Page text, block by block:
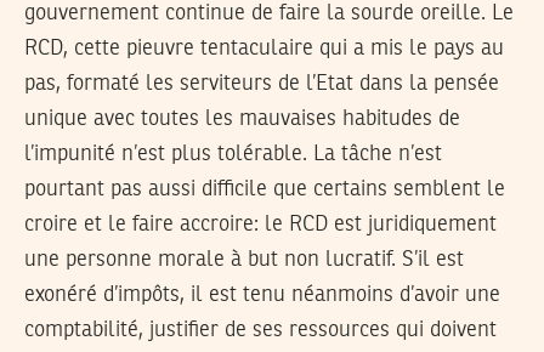
gouvernement continue de faire la sourde oreille. Le
RCD, cette pieuvre tentaculaire qui a mis le pays au
pas, formaté les serviteurs de l’Etat dans la pensée
unique avec toutes les mauvaises habitudes de
l’impunité n’est plus tolérable. La tâche n’est
pourtant pas aussi difficile que certains semblent le
croire et le faire accroire: le RCD est juridiquement
une personne morale à but non lucratif. S’il est
exonéré d’impôts, il est tenu néanmoins d’avoir une
comptabilité, justifier de ses ressources qui doivent